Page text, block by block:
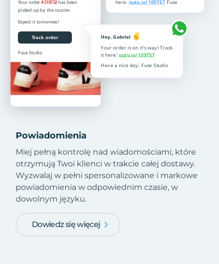
Powiadomienia
Miej pełną kontrolę nad wiadomościami, które
otrzymują Twoi klienci w trakcie całej dostawy.
Wyzwalaj w pełni spersonalizowane i markowe
powiadomienia w odpowiednim czasie, w
dowolnym języku.
Dowiedz się więcej